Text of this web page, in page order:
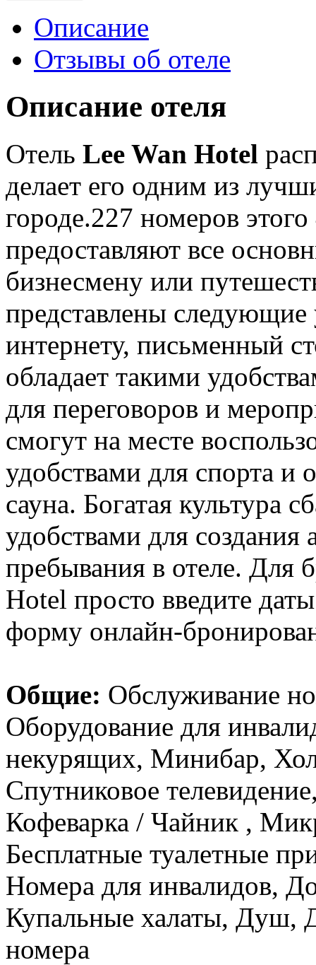
Описание
Отзывы об отеле
Описание отеля
Отель Lee Wan Hotel
делает его одним из
городе.227 номеров
предоставляют все
бизнесмену или
представлены следующие
интернету, письменный
обладает такими
для переговоров и
смогут на месте
удобствами для спорта и
сауна. Богатая культура
удобствами для
пребывания в отеле. Для
Hotel просто введите
форму онлайн-
Общие: Обслуживание
Оборудование для
некурящих, Минибар,
Спутниковое
Кофеварка / Чайник ,
Бесплатные туалетные
Номера для инвалидов,
Купальные халаты, Душ,
номера